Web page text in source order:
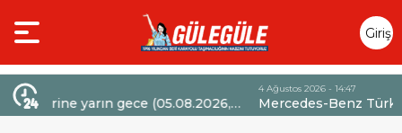
Giriş
Yap
Mercedes-Benz Türk’ten Kamyon Servis
Sözleşmelerinde 36 Aya Varan Taksit İmkânı